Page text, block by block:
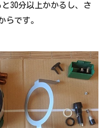
30分以上かかるし、さ
らです。